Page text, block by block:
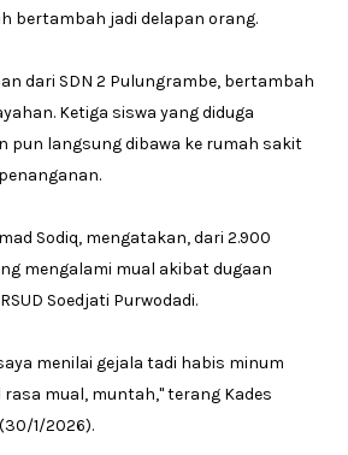
bertambah jadi delapan orang.
dari SDN 2 Pulungrambe, bertambah
Ketiga siswa yang diduga
pun langsung dibawa ke rumah sakit
Sodiq, mengatakan, dari 2.900
mengalami mual akibat dugaan
Soedjati Purwodadi.
menilai gejala tadi habis minum
mual, muntah," terang Kades
1/2026).